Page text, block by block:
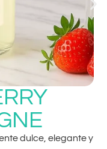
dulce, elegante y